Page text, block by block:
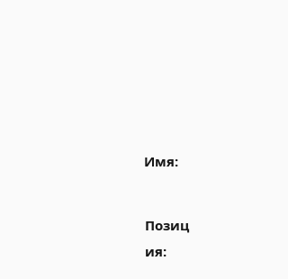
Имя:
Позиц
ия: